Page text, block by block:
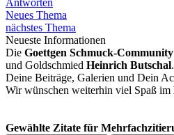
Neues Thema
nächstes Thema
Neueste Informationen
Die Goettgen Schmuck-Community
und Goldschmied Heinrich Butschal
Deine Beiträge, Galerien und Dein
Wir wünschen weiterhin viel Spaß im
Gewählte Zitate für